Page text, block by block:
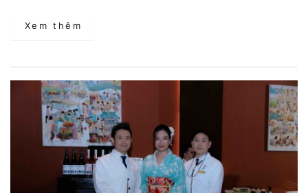
Xem thêm